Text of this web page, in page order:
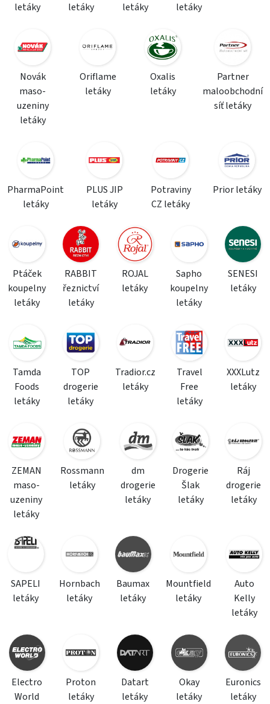
letáky
letáky
letáky
letáky
Novák
maso-
uzeniny
letáky
Oriflame
letáky
Oxalis
letáky
Partner
maloobchodní
síť letáky
PharmaPoint
letáky
PLUS JIP
letáky
Potraviny
CZ letáky
Prior letáky
Ptáček
koupelny
letáky
RABBIT
řeznictví
letáky
ROJAL
letáky
Sapho
koupelny
letáky
SENESI
letáky
Tamda
Foods
letáky
TOP
drogerie
letáky
Tradior.cz
letáky
Travel
Free
letáky
XXXLutz
letáky
ZEMAN
maso-
uzeniny
letáky
Rossmann
letáky
dm
drogerie
letáky
Drogerie
Šlak
letáky
Ráj
drogerie
letáky
SAPELI
letáky
Hornbach
letáky
Baumax
letáky
Mountfield
letáky
Auto
Kelly
letáky
Electro
World
Proton
letáky
Datart
letáky
Okay
letáky
Euronics
letáky